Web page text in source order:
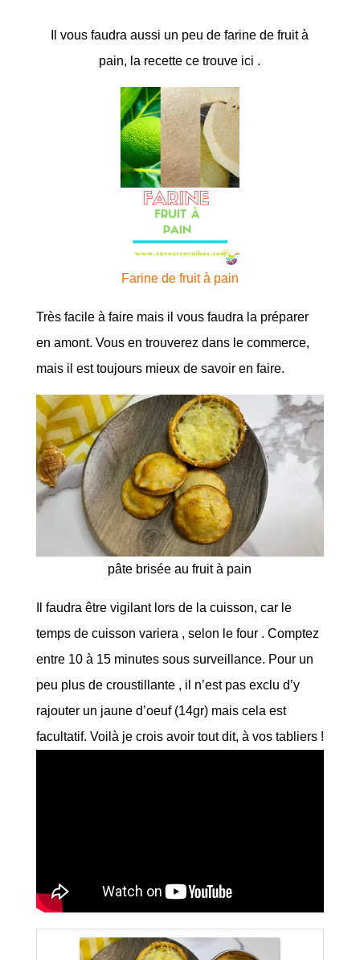
Il vous faudra aussi un peu de farine de fruit à
pain, la recette ce trouve ici .
Farine de fruit à pain
Très facile à faire mais il vous faudra la préparer
en amont. Vous en trouverez dans le commerce,
mais il est toujours mieux de savoir en faire.
pâte brisée au fruit à pain
Il faudra être vigilant lors de la cuisson, car le
temps de cuisson variera , selon le four . Comptez
entre 10 à 15 minutes sous surveillance. Pour un
peu plus de croustillante , il n’est pas exclu d’y
rajouter un jaune d’oeuf (14gr) mais cela est
facultatif. Voilà je crois avoir tout dit, à vos tabliers !